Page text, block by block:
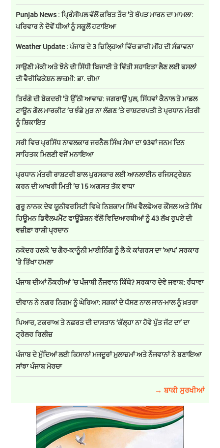
Punjab News : ਪ੍ਰਿੰਸੀਪਲ ਵੱਲੋਂ ਕਥਿਤ ਤੌਰ ’ਤੇ ਥੱਪੜ ਮਾਰਨ ਦਾ ਮਾਮਲਾ:
ਪਰਿਵਾਰ ਨੇ ਦੋਵੇਂ ਧੀਆਂ ਨੂੰ ਸਕੂਲੋਂ ਹਟਾਇਆ
Weather Update : ਪੰਜਾਬ ਦੇ 3 ਜ਼ਿਲ੍ਹਿਆਂ ਵਿੱਚ ਭਾਰੀ ਮੀਂਹ ਦੀ ਸੰਭਾਵਨਾ
ਸਾਉਣੀ ਮੱਕੀ ਅਤੇ ਝੋਨੇ ਦੀ ਸਿੱਧੀ ਬਿਜਾਈ ਤੇ ਵਿੱਤੀ ਸਹਾਇਤਾ ਲੈਣ ਲਈ ਫਸਲਾਂ
ਦੀ ਵੈਰੀਫਿਕੇਸ਼ਨ ਲਾਜ਼ਮੀ: ਡਾ. ਚੀਮਾ
ਤਿਰੰਗੇ ਦੀ ਬੇਕਦਰੀ ’ਤੇ ਉੱਠੀ ਆਵਾਜ਼: ਜਗਰਾਉਂ ਪੁਲ, ਸਿੱਧਵਾਂ ਕੈਨਾਲ ਤੇ ਮਾਡਲ
ਟਾਊਨ ਗੋਲ ਮਾਰਕੀਟ ’ਚ ਝੰਡੇ ਮੁੜ ਨਾ ਲੱਗਣ ’ਤੇ ਰਾਸ਼ਟਰਪਤੀ ਤੇ ਪ੍ਰਧਾਨ ਮੰਤਰੀ
ਨੂੰ ਸ਼ਿਕਾਇਤ
ਸਰੀ ਵਿਚ ਪ੍ਰਸਿੱਧ ਨਾਵਲਕਾਰ ਜਰਨੈਲ ਸਿੰਘ ਸੇਖਾ ਦਾ 93ਵਾਂ ਜਨਮ ਦਿਨ
ਸਾਹਿਤਕ ਮਿਲਣੀ ਵਜੋਂ ਮਨਾਇਆ
ਪ੍ਰਧਾਨ ਮੰਤਰੀ ਰਾਸ਼ਟਰੀ ਬਾਲ ਪੁਰਸਕਾਰ ਲਈ ਆਨਲਾਈਨ ਰਜਿਸਟ੍ਰੇਸ਼ਨ
ਕਰਨ ਦੀ ਆਖਰੀ ਮਿਤੀ ’ਚ 15 ਅਗਸਤ ਤੱਕ ਵਾਧਾ
ਗੁਰੂ ਨਾਨਕ ਦੇਵ ਯੂਨੀਵਰਸਿਟੀ ਵਿਖੇ ਨਿਸ਼ਕਾਮ ਸਿੱਖ ਵੈਲਫੇਅਰ ਕੌਂਸਲ ਅਤੇ ਸਿੱਖ
ਹਿਊਮਨ ਡਿਵੈਲਪਮੈਂਟ ਫਾਊਂਡੇਸ਼ਨ ਵੱਲੋਂ ਵਿਦਿਆਰਥੀਆਂ ਨੂੰ 43 ਲੱਖ ਰੁਪਏ ਦੀ
ਵਜ਼ੀਫ਼ਾ ਰਾਸ਼ੀ ਪ੍ਰਦਾਨ
ਨਕੋਦਰ ਹਲਕੇ ’ਚ ਗੈਰ-ਕਾਨੂੰਨੀ ਮਾਈਨਿੰਗ ਨੂੰ ਲੈ ਕੇ ਕਾਂਗਰਸ ਦਾ ‘ਆਪ’ ਸਰਕਾਰ
’ਤੇ ਤਿੱਖਾ ਹਮਲਾ
ਪੰਜਾਬ ਦੀਆਂ ਨੌਕਰੀਆਂ ’ਚ ਪੰਜਾਬੀ ਨੌਜਵਾਨ ਕਿੱਥੇ? ਸਰਕਾਰ ਦੇਵੇ ਜਵਾਬ: ਰੰਧਾਵਾ
ਦੀਵਾਨ ਨੇ ਨਗਰ ਨਿਗਮ ਨੂੰ ਘੇਰਿਆ: ਸੜਕਾਂ ਦੇ ਧੱਸਣ ਨਾਲ ਜਾਨ-ਮਾਲ ਨੂੰ ਖ਼ਤਰਾ
ਪਿਆਰ, ਟਕਰਾਅ ਤੇ ਨਫ਼ਰਤ ਦੀ ਦਾਸਤਾਨ ‘ਕੱਲ੍ਹਾ ਨਾ ਹੋਵੇ ਪੁੱਤ ਜੱਟ ਦਾ’ ਦਾ
ਟ੍ਰੇਲਰ ਰਿਲੀਜ਼
ਪੰਜਾਬ ਦੇ ਮੁੱਦਿਆਂ ਲਈ ਕਿਸਾਨਾਂ ਮਜਦੂਰਾਂ ਮੁਲਾਜ਼ਮਾਂ ਅਤੇ ਨੌਜਵਾਨਾਂ ਨੇ ਬਣਾਇਆ
ਸਾਂਝਾ ਪੰਜਾਬ ਮੋਰਚਾ
→ ਬਾਕੀ ਸੁਰਖੀਆਂ